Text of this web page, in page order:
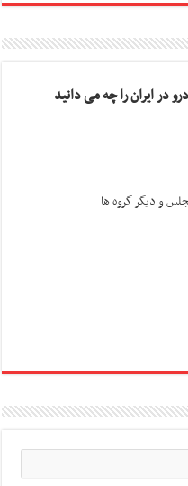
در ایران را چه می دانید
و دیگر گروه ها